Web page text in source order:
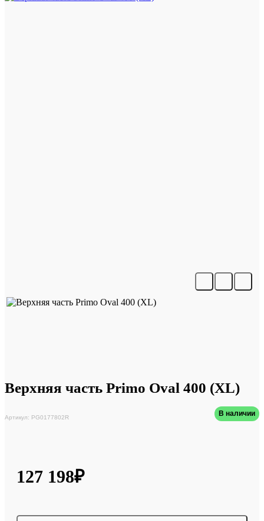
Верхняя часть Primo Oval 400 (XL)
Артикул: PG0177802R В наличии
127 198₽